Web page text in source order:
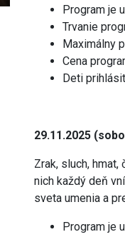
Program je
Trvanie
Maximálny
Cena
Deti
29.11.2025
Zrak, sluch,
nich každý deň
sveta umenia a
Program je